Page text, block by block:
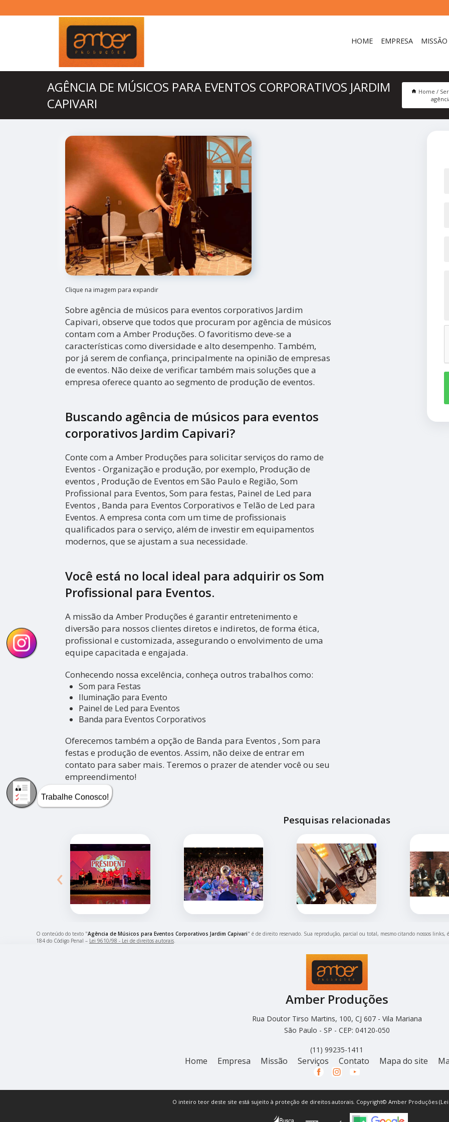
HOME EMPRESA MISSÃO
AGÊNCIA DE MÚSICOS PARA EVENTOS CORPORATIVOS JARDIM
CAPIVARI
Home
Clique na imagem para expandir
Sobre agência de músicos para eventos corporativos Jardim
Capivari, observe que todos que procuram por agência de músicos
contam com a Amber Produções. O favoritismo deve-se a
características como diversidade e alto desempenho. Também,
por já serem de confiança, principalmente na opinião de empresas
de eventos. Não deixe de verificar também mais soluções que a
empresa oferece quanto ao segmento de produção de eventos.
Buscando agência de músicos para eventos
corporativos Jardim Capivari?
Conte com a Amber Produções para solicitar serviços do ramo de
Eventos - Organização e produção, por exemplo, Produção de
eventos , Produção de Eventos em São Paulo e Região, Som
Profissional para Eventos, Som para festas, Painel de Led para
Eventos , Banda para Eventos Corporativos e Telão de Led para
Eventos. A empresa conta com um time de profissionais
qualificados para o serviço, além de investir em equipamentos
modernos, que se ajustam a sua necessidade.
Você está no local ideal para adquirir os Som
Profissional para Eventos.
A missão da Amber Produções é garantir entretenimento e
diversão para nossos clientes diretos e indiretos, de forma ética,
profissional e customizada, assegurando o envolvimento de uma
equipe capacitada e engajada.
Conhecendo nossa excelência, conheça outros trabalhos como:
Som para Festas
Iluminação para Evento
Painel de Led para Eventos
Banda para Eventos Corporativos
Oferecemos também a opção de Banda para Eventos , Som para
festas e produção de eventos. Assim, não deixe de entrar em
contato para saber mais. Teremos o prazer de atender você ou seu
empreendimento!
Pesquisas relacionadas
‹
O conteúdo do texto "Agência de Músicos para Eventos Corporativos Jardim Capivari" é de direito reservado. Sua reprodução, parcial ou total, mesmo citando nossos
184 do Código Penal – Lei 9610/98 - Lei de direitos autorais.
Amber Produções
Rua Doutor Tirso Martins, 100, CJ 607 - Vila Mariana
São Paulo - SP - CEP: 04120-050
(11) 99235-1411
Home Empresa Missão Serviços Contato Mapa do site
O inteiro teor deste site está sujeito à proteção de direitos autorais. Copyright© Amber Produções (Lei
Trabalhe Conosco!